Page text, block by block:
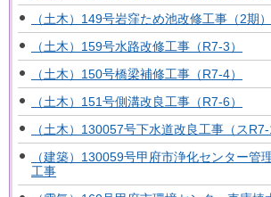
（土木）149号岩窪ため池改修工事（2期）
（土木）159号水路改修工事（R7-3）
（土木）150号橋梁補修工事（R7-4）
（土木）151号側溝改良工事（R7-6）
（土木）130057号下水道改良工事（スR7-
（建築）130059号甲府市浄化センター管
工事